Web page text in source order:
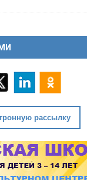
рассылку